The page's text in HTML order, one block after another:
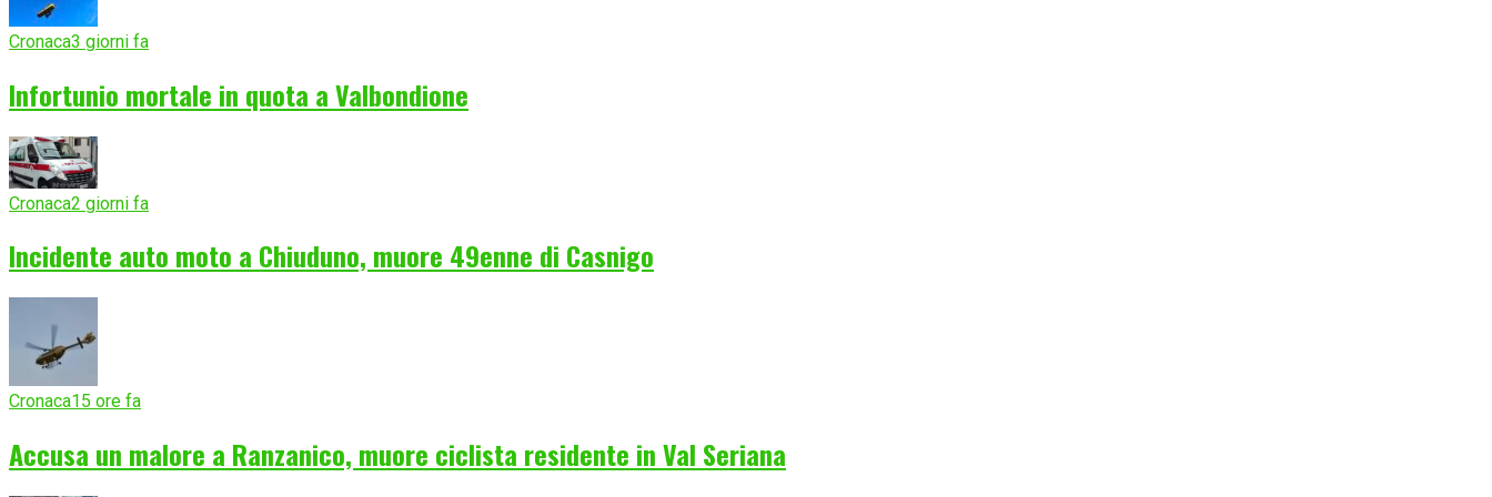
Cronaca3 giorni fa
Infortunio mortale in quota a Valbondione
Cronaca2 giorni fa
Incidente auto moto a Chiuduno, muore 49enne di Casnigo
Cronaca15 ore fa
Accusa un malore a Ranzanico, muore ciclista residente in Val Seriana